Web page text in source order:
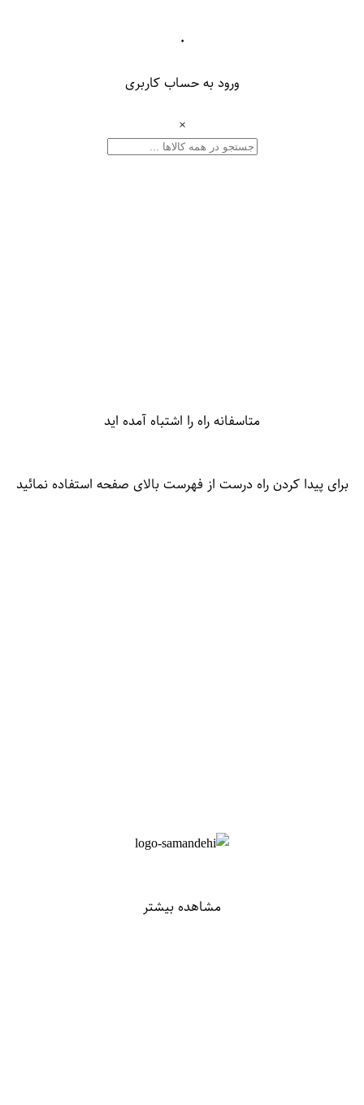
۰
ورود به حساب کاربری
×
متاسفانه راه را اشتباه آمده اید
برای پیدا کردن راه درست از فهرست بالای صفحه استفاده نمائید
مشاهده بیشتر